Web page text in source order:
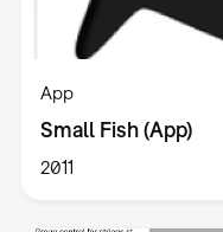
App
Small Fish (App)
2011